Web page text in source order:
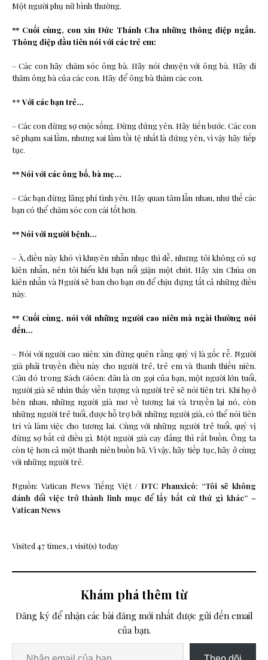
Một người phụ nữ bình thường.
** Cuối cùng, con xin Đức Thánh Cha những thông điệp ngắn.
Thông điệp đầu tiên nói với các trẻ em:
– Các con hãy chăm sóc ông bà. Hãy nói chuyện với ông bà. Hãy đi
thăm ông bà của các con. Hãy để ông bà thăm các con.
**Với các bạn trẻ…
– Các con đừng sợ cuộc sống. Đừng đứng yên. Hãy tiến bước. Các con
sẽ phạm sai lầm, nhưng sai lầm tồi tệ nhất là đứng yên, vì vậy hãy tiếp
tục.
** Nói với các ông bố, bà mẹ…
– Các bạn đừng lãng phí tình yêu. Hãy quan tâm lẫn nhau, như thế các
bạn có thể chăm sóc con cái tốt hơn.
** Nói với người bệnh…
– À, điều này khó vì khuyên nhẫn nhục thì dễ, nhưng tôi không có sự
kiên nhẫn, nên tôi hiểu khi bạn nổi giận một chút. Hãy xin Chúa ơn
kiên nhẫn và Người sẽ ban cho bạn ơn để chịu đựng tất cả những điều
này.
** Cuối cùng, nói với những người cao niên mà ngài thường nói
đến…
– Nói với người cao niên: xin đừng quên rằng quý vị là gốc rễ. Người
già phải truyền điều này cho người trẻ, trẻ em và thanh thiếu niên.
Câu đó trong Sách Giôen: đâu là ơn gọi của bạn, một người lớn tuổi,
người già sẽ nhìn thấy viễn tượng và người trẻ sẽ nói tiên tri. Khi họ ở
bên nhau, những người già mơ về tương lai và truyền lại nó, còn
những người trẻ tuổi, được hỗ trợ bởi những người già, có thể nói tiên
tri và làm việc cho tương lai. Cùng với những người trẻ tuổi, quý vị
đừng sợ bất cứ điều gì. Một người già cay đắng thì rất buồn. Ông ta
còn tệ hơn cả một thanh niên buồn bã. Vì vậy, hãy tiếp tục, hãy ở cùng
với những người trẻ.
Nguồn: Vatican News Tiếng Việt /ĐTC Phanxicô: “Tôi sẽ không
đánh đổi việc trở thành linh mục để lấy bất cứ thứ gì khác” –
Vatican News
Visited 47 times, 1 visit(s) today
Khám phá thêm từ
Đăng ký để nhận các bài đăng mới nhất được gửi đến email
của bạn.